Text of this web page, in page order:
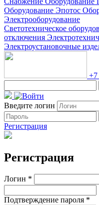
Оборудование Эпотос
Электрооборудование
Светотехническое
отключения
Электроустановочные
+7
Введите логин
Регистрация
Регистрация
Логин *
Подтверждение пароля *